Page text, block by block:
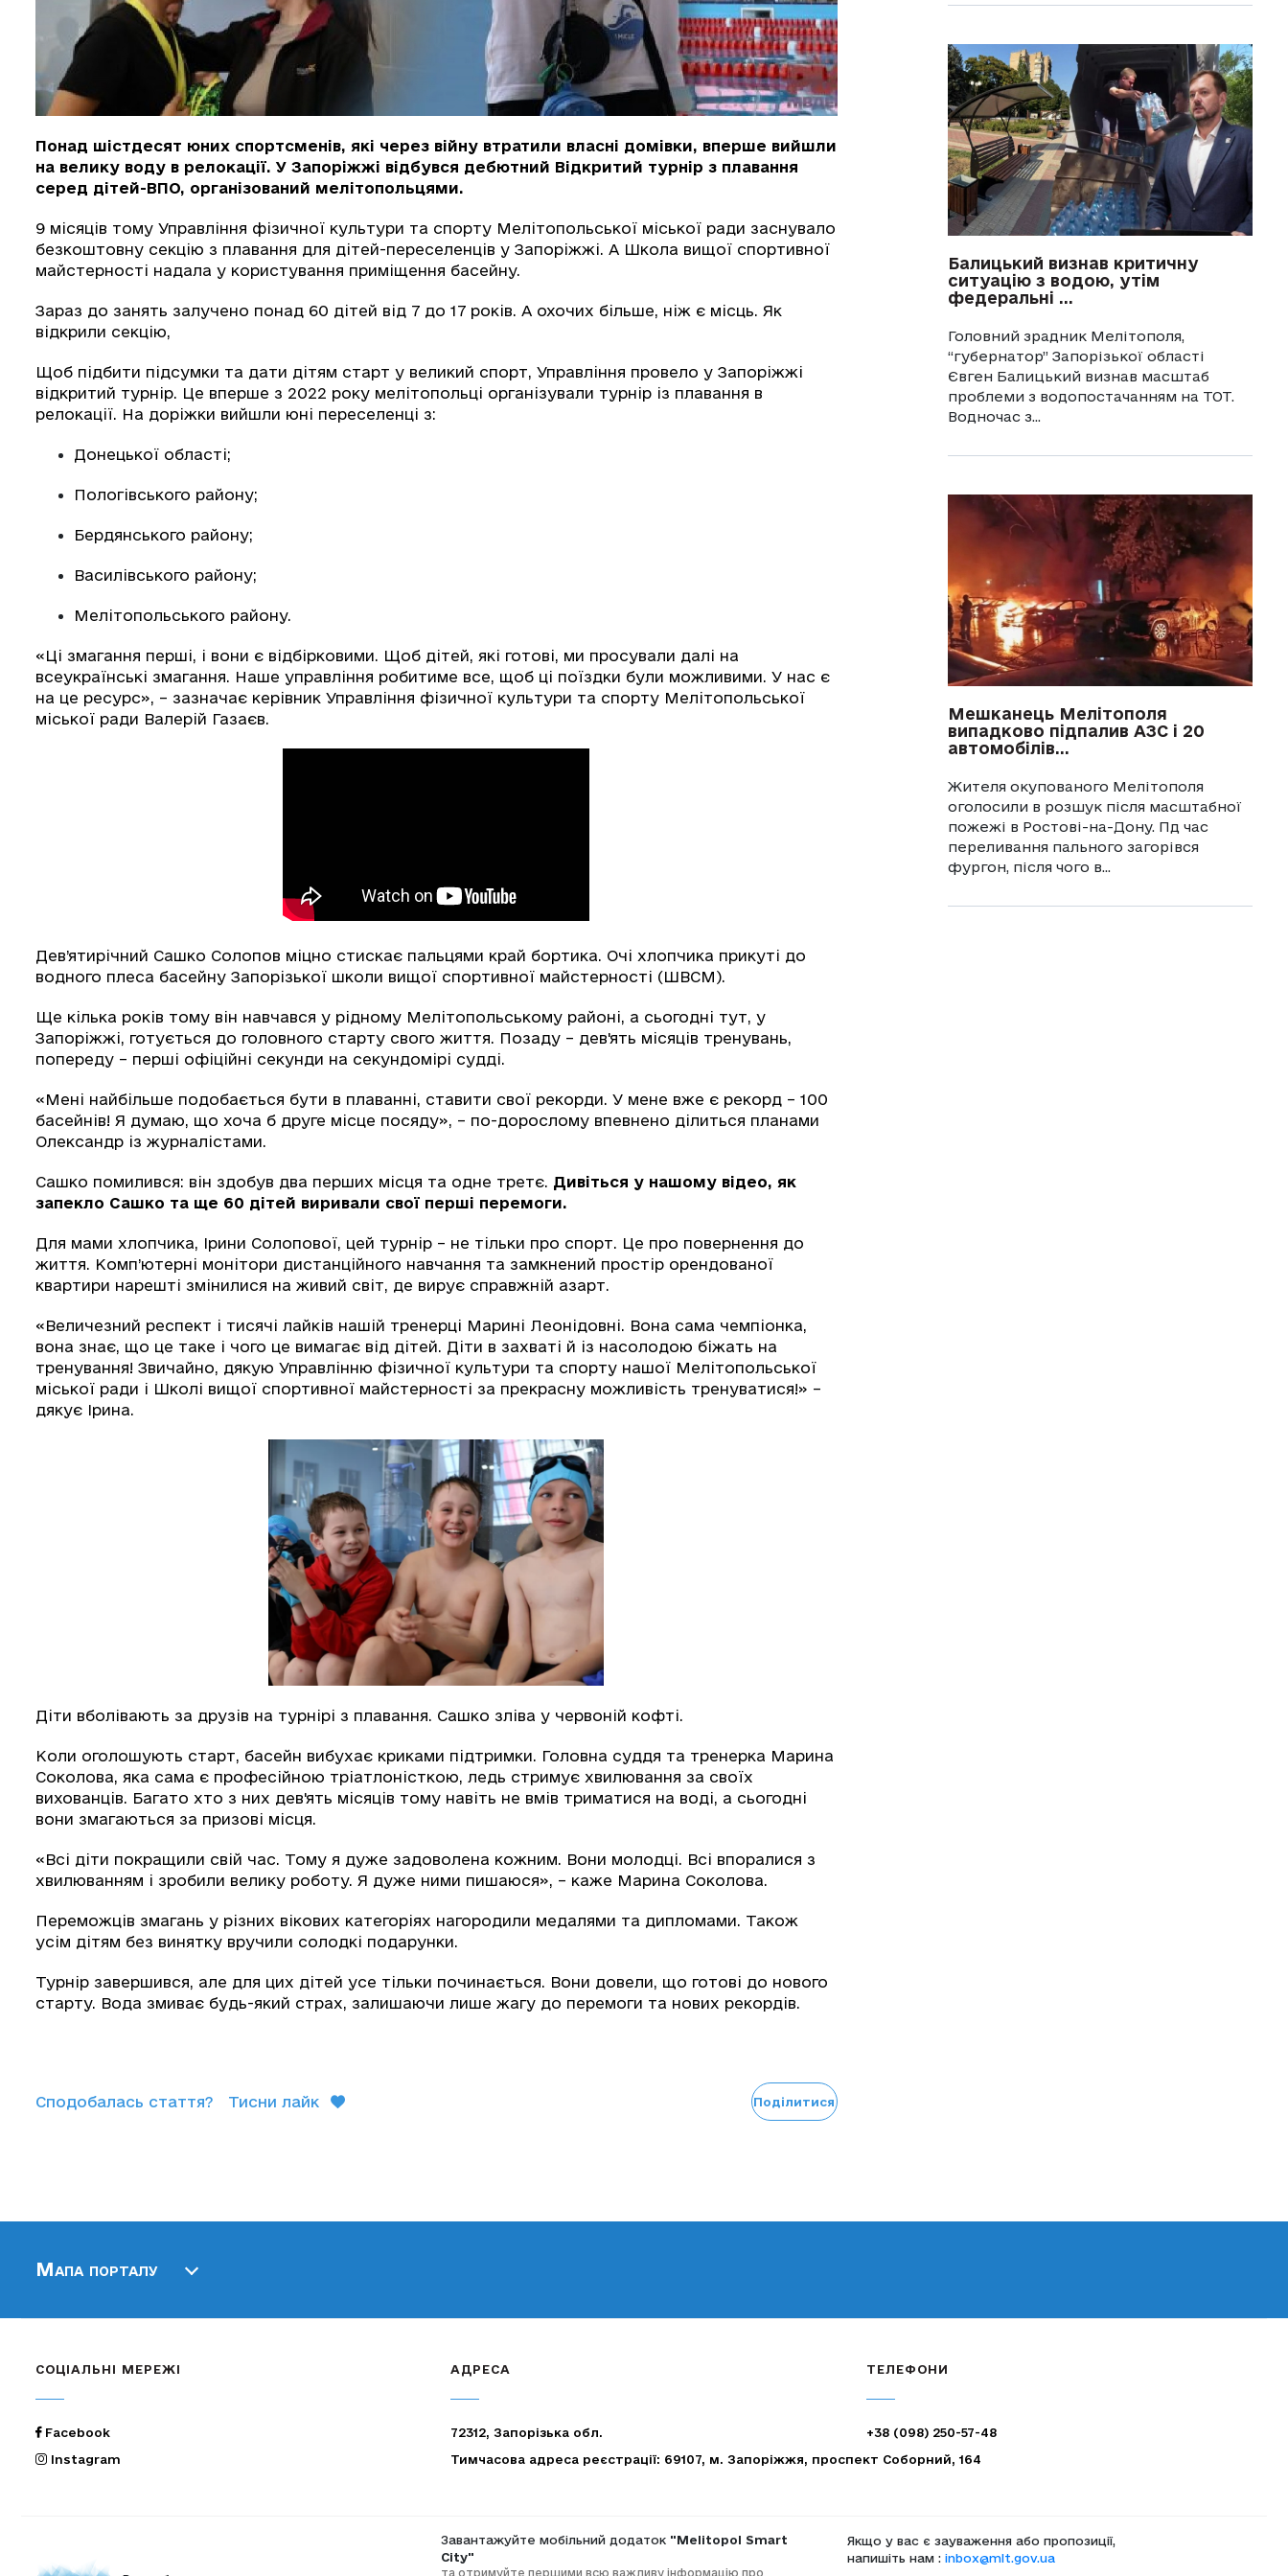
Понад шістдесят юних спортсменів, які через війну втратили власні домівки, вперше вийшли
на велику воду в релокації. У Запоріжжі відбувся дебютний Відкритий турнір з плавання
серед дітей-ВПО, організований мелітопольцями.
9 місяців тому Управління фізичної культури та спорту Мелітопольської міської ради заснувало
безкоштовну секцію з плавання для дітей-переселенців у Запоріжжі. А Школа вищої спортивної
майстерності надала у користування приміщення басейну.
Зараз до занять залучено понад 60 дітей від 7 до 17 років. А охочих більше, ніж є місць. Як
відкрили секцію,
Щоб підбити підсумки та дати дітям старт у великий спорт, Управління провело у Запоріжжі
відкритий турнір. Це вперше з 2022 року мелітопольці організували турнір із плавання в
релокації. На доріжки вийшли юні переселенці з:
Донецької області;
Пологівського району;
Бердянського району;
Василівського району;
Мелітопольського району.
«Ці змагання перші, і вони є відбірковими. Щоб дітей, які готові, ми просували далі на
всеукраїнські змагання. Наше управління робитиме все, щоб ці поїздки були можливими. У нас є
на це ресурс», – зазначає керівник Управління фізичної культури та спорту Мелітопольської
міської ради Валерій Газаєв.
Дев’ятирічний Сашко Солопов міцно стискає пальцями край бортика. Очі хлопчика прикуті до
водного плеса басейну Запорізької школи вищої спортивної майстерності (ШВСМ).
Ще кілька років тому він навчався у рідному Мелітопольському районі, а сьогодні тут, у
Запоріжжі, готується до головного старту свого життя. Позаду – дев'ять місяців тренувань,
попереду – перші офіційні секунди на секундомірі судді.
«Мені найбільше подобається бути в плаванні, ставити свої рекорди. У мене вже є рекорд – 100
басейнів! Я думаю, що хоча б друге місце посяду», – по-дорослому впевнено ділиться планами
Олександр із журналістами.
Сашко помилився: він здобув два перших місця та одне третє. Дивіться у нашому відео, як
запекло Сашко та ще 60 дітей виривали свої перші перемоги.
Для мами хлопчика, Ірини Солопової, цей турнір – не тільки про спорт. Це про повернення до
життя. Комп’ютерні монітори дистанційного навчання та замкнений простір орендованої
квартири нарешті змінилися на живий світ, де вирує справжній азарт.
«Величезний респект і тисячі лайків нашій тренерці Марині Леонідовні. Вона сама чемпіонка,
вона знає, що це таке і чого це вимагає від дітей. Діти в захваті й із насолодою біжать на
тренування! Звичайно, дякую Управлінню фізичної культури та спорту нашої Мелітопольської
міської ради і Школі вищої спортивної майстерності за прекрасну можливість тренуватися!» –
дякує Ірина.
Діти вболівають за друзів на турнірі з плавання. Сашко зліва у червоній кофті.
Коли оголошують старт, басейн вибухає криками підтримки. Головна суддя та тренерка Марина
Соколова, яка сама є професійною тріатлоністкою, ледь стримує хвилювання за своїх
вихованців. Багато хто з них дев'ять місяців тому навіть не вмів триматися на воді, а сьогодні
вони змагаються за призові місця.
«Всі діти покращили свій час. Тому я дуже задоволена кожним. Вони молодці. Всі впоралися з
хвилюванням і зробили велику роботу. Я дуже ними пишаюся», – каже Марина Соколова.
Переможців змагань у різних вікових категоріях нагородили медалями та дипломами. Також
усім дітям без винятку вручили солодкі подарунки.
Турнір завершився, але для цих дітей усе тільки починається. Вони довели, що готові до нового
старту. Вода змиває будь-який страх, залишаючи лише жагу до перемоги та нових рекордів.
Сподобалась стаття? Тисни лайк Поділитися
Балицький визнав критичну
ситуацію з водою, утім
федеральні ...
Головний зрадник Мелітополя,
“губернатор” Запорізької області
Євген Балицький визнав масштаб
проблеми з водопостачанням на ТОТ.
Водночас з...
Мешканець Мелітополя
випадково підпалив АЗС і 20
автомобілів...
Жителя окупованого Мелітополя
оголосили в розшук після масштабної
пожежі в Ростові-на-Дону. Пд час
переливання пального загорівся
фургон, після чого в...
Мапа порталу
СОЦІАЛЬНІ МЕРЕЖІ
Facebook
Instagram
АДРЕСА
72312, Запорізька обл.
Тимчасова адреса реєстрації: 69107, м. Запоріжжя, проспект Соборний, 164
ТЕЛЕФОНИ
+38 (098) 250-57-48
Завантажуйте мобільний додаток "Melitopol Smart
City"
та отримуйте першими всю важливу інформацію про
Якщо у вас є зауваження або пропозиції,
напишіть нам : inbox@mlt.gov.ua